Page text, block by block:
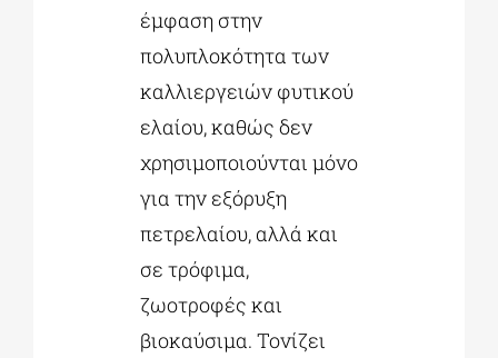
έμφαση στην
πολυπλοκότητα των
καλλιεργειών φυτικού
ελαίου, καθώς δεν
χρησιμοποιούνται μόνο
για την εξόρυξη
πετρελαίου, αλλά και
σε τρόφιμα,
ζωοτροφές και
βιοκαύσιμα. Τονίζει